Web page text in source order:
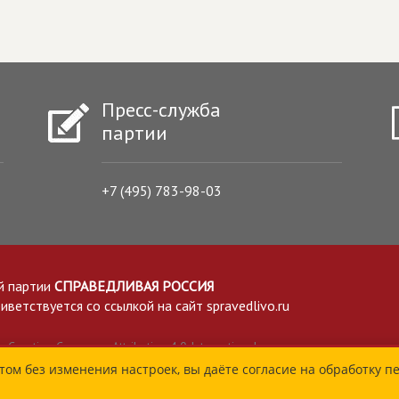
Пресс-служба
партии
+7 (495) 783-98-03
партии СПРАВЕДЛИВАЯ РОССИЯ
со ссылкой на сайт spravedlivo.ru
Creative Commons Attribution 4.0 International
без изменения настроек, вы даёте согласие на обработку